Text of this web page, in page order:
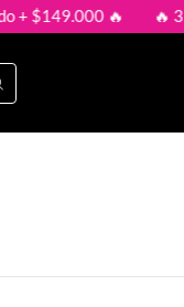
🔥 🔥 3 y 6